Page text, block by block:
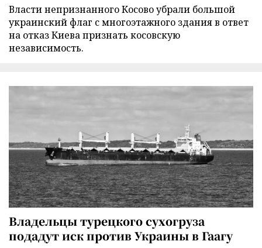
Власти непризнанного Косово убрали большой
украинский флаг с многоэтажного здания в ответ
на отказ Киева признать косовскую
независимость.
Владельцы турецкого сухогруза
подадут иск против Украины в Гаагу